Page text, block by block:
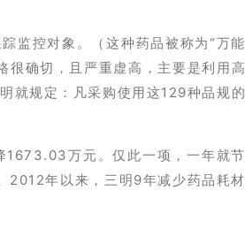
监控对象。（这种药品被称为“万能
很确切，且严重虚高，主要是利用高
就规定：凡采购使用这129种品规的
1673.03万元。仅此一项，一年就节
2012年以来，三明9年减少药品耗材